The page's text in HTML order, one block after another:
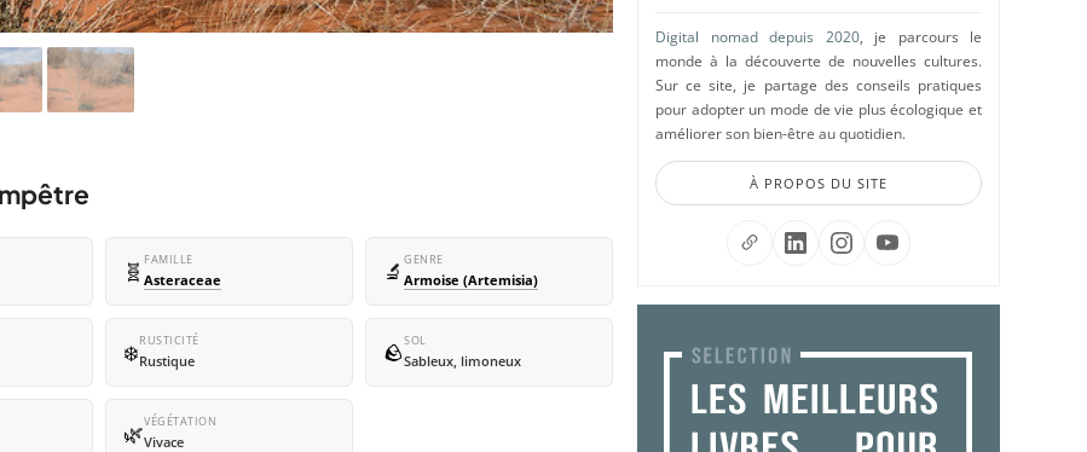
🧬 FAMILLE
Asteraceae 🔬 GENRE
Armoise (Artemisia)
❄️RUSTICITÉ
Rustique 🪨SOL
Sableux, limoneux
🌿VÉGÉTATION
Vivace
Digital nomad depuis 2020, je parcours le
monde à la découverte de nouvelles cultures.
Sur ce site, je partage des conseils pratiques
pour adopter un mode de vie plus écologique et
améliorer son bien-être au quotidien.
À PROPOS DU SITE